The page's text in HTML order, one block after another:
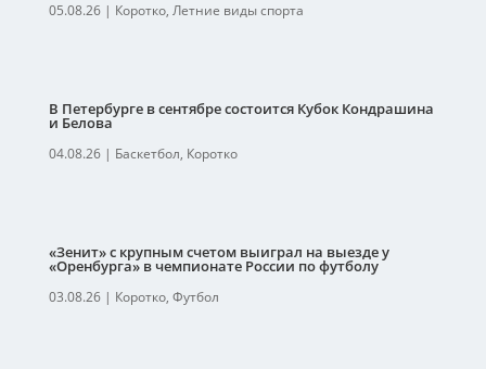
05.08.26| Коротко, Летние виды спорта
В Петербурге в сентябре состоится Кубок Кондрашина
и Белова
04.08.26| Баскетбол, Коротко
«Зенит» с крупным счетом выиграл на выезде у
«Оренбурга» в чемпионате России по футболу
03.08.26| Коротко, Футбол